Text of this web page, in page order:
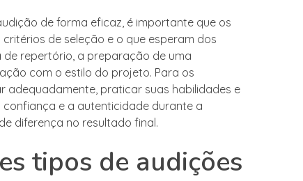
de forma eficaz, é importante que os
de seleção e o que esperam dos
de repertório, a preparação de uma
com o estilo do projeto. Para os
adequadamente, praticar suas habilidades e
e a autenticidade durante a
diferença no resultado final.
tipos de audições